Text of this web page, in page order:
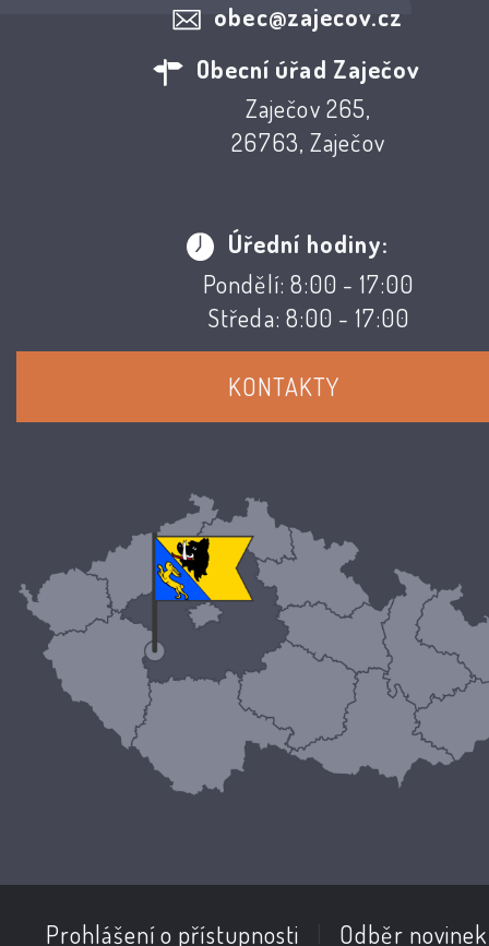
obec@zajecov.cz
Obecní úřad Zaječov
Zaječov 265,
26763, Zaječov
Úřední hodiny:
Pondělí: 8:00 - 17:00
Středa: 8:00 - 17:00
KONTAKTY
Prohlášení o přístupnosti Odběr novinek